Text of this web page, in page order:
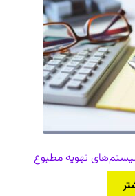
تهویه مطبوع